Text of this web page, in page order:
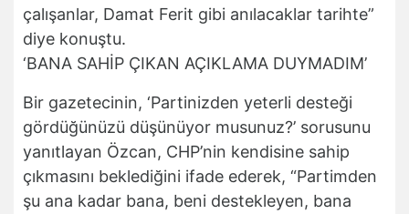
çalışanlar, Damat Ferit gibi anılacaklar tarihte”
diye konuştu.
‘BANA SAHİP ÇIKAN AÇIKLAMA DUYMADIM’
Bir gazetecinin, ‘Partinizden yeterli desteği
gördüğünüzü düşünüyor musunuz?’ sorusunu
yanıtlayan Özcan, CHP’nin kendisine sahip
çıkmasını beklediğini ifade ederek, “Partimden
şu ana kadar bana, beni destekleyen, bana